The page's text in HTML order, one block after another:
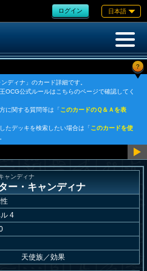
ログイン 日本語
?
ディナ」のカード詳細です。
OCG公式ルールはこちらのページで確認してく
に関する質問等は「このカードのＱ＆Ａを表
たデッキを検索したい場合は「このカードを使
ャンディナ
ー・キャンディナ
4
天使族／効果